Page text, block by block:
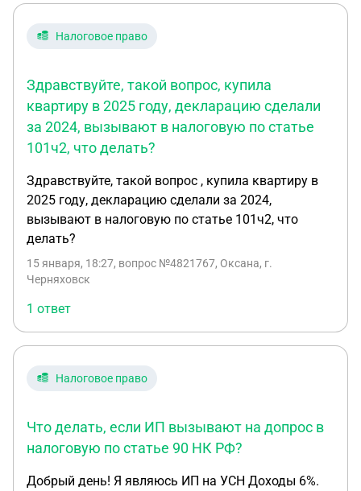
доходам наши данные с налоговой совпадают. По
сумме доплаты Эльба мне считает меньше, чем
налоговая. Не понимаю, что верно и если верно
требуемую сумму, чтобы не сбились все расчеты.
2. На 27.01.26 назначено заседание налоговой,
будет рассматриваться мой вопрос по неуплате.
Насколько понимаю мне полагается приличный
чтобы смягчить возможные последствия. Ответ
эксперта бухгалтерии Эльбы: Добрый день.
Насколько я понимаю, вы говорите о
расхождении между суммами, которые
указывает Эльба при пересчёте налогов из
завершённой задачи и суммами, которые
дело в том, что согласно данным требования
налог УСН уменьшен только на фиксированные
учитывать суммы взносов в виде 1% с доходов
так и взносы в виде 1%. При этом в письме от
08.04.2024 № СД-4-3/4104@ ФНС прямо
указывала, что взносы в виде 1% за 2024 год
Налоговое право
Здравствуйте, такой вопрос, купила
квартиру в 2025 году, декларацию сделали
за 2024, вызывают в налоговую по статье
101ч2, что делать?
Здравствуйте, такой вопрос , купила квартиру в
2025 году, декларацию сделали за 2024,
вызывают в налоговую по статье 101ч2, что
делать?
15 января, 18:27, вопрос №4821767, Оксана, г.
Черняховск
1 ответ
Налоговое право
Что делать, если ИП вызывают на допрос в
налоговую по статье 90 НК РФ?
Добрый день! Я являюсь ИП на УСН Доходы 6%.